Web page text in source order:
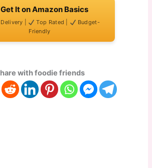
Get It on Amazon Basics
Delivery | Top Rated |
Budget-
Friendly
with foodie friends